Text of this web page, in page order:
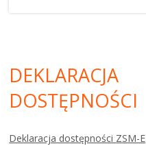
DEKLARACJA
DOSTĘPNOŚCI
Deklaracja dostępności ZSM-E